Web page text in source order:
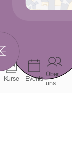
Kurse Events
Über
uns